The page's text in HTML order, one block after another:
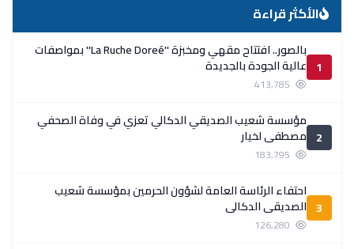
الأكثر قراءة
1
بالصور.. افتتاح مقهي ومخبزة ''La Ruche Doreé'' بمواصفات
عالية الجودة بالجديدة
2
مؤسسة شعيب الصديقي الدكالي تعزي في وفاة الصحفي
مصطفى لخيار
3
احتفاء الرئاسة العامة لشؤون الحرمين بمؤسسة شعيب
الصديقي الدكالي